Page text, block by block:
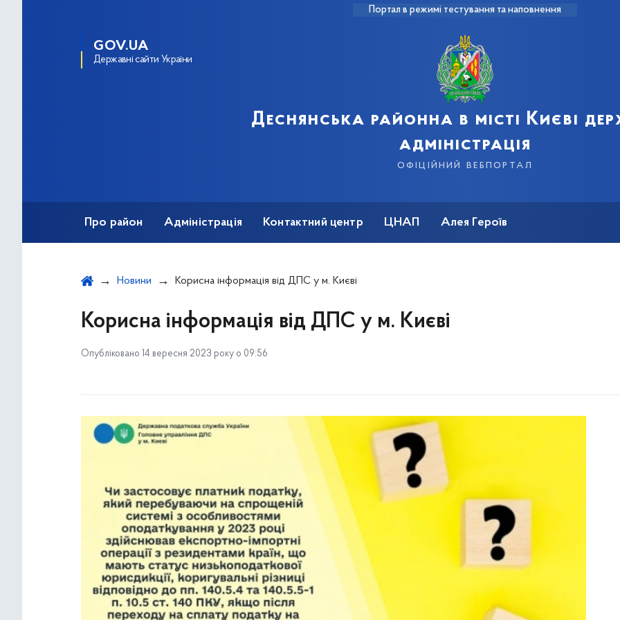
Портал в режимі тестування та наповнення
GOV.UA
Державні сайти України
Деснянська районна в місті Києві
адміністрація
офіційний вебпортал
Про район Адміністрація Контактний центр ЦНАП Алея Героїв
Новини Корисна інформація від ДПС у м. Києві
Корисна інформація від ДПС у м. Києві
Опубліковано 14 вересня 2023 року о 09:56